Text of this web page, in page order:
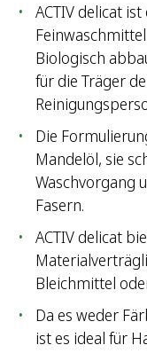
ACTIV delicat
Biologisch
für die Träger
Die
Mandelöl, sie
Waschvorgang
Fasern.
ACTIV delicat
Bleichmittel
Da es weder
ist es ideal für